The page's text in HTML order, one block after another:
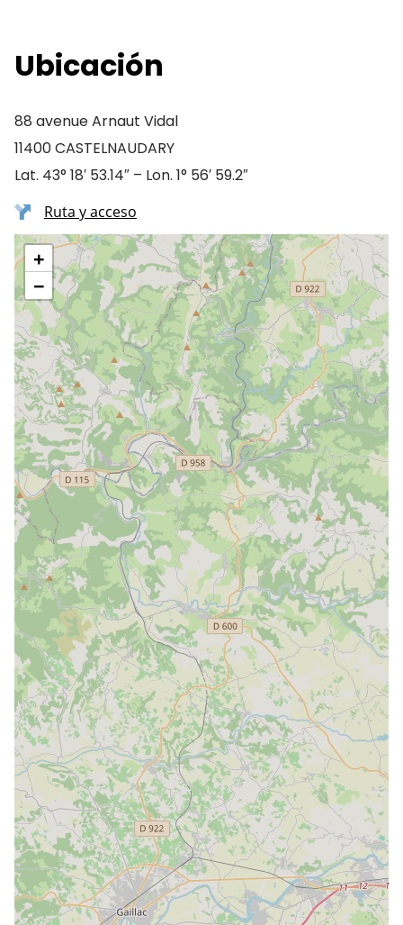
Ubicación
88 avenue Arnaut Vidal
11400 CASTELNAUDARY
Lat. 43° 18′ 53.14″ – Lon. 1° 56′ 59.2″
Ruta y acceso
+
−